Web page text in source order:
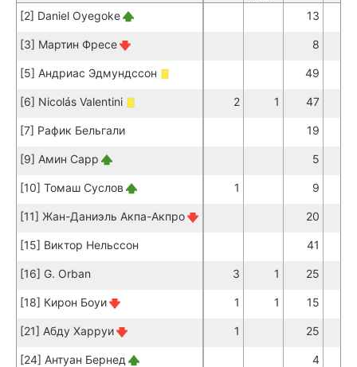
[2] Daniel Oyegoke 13
[3] Мартин Фресе 8
[5] Андриас Эдмундссон 49
[6] Nicolás Valentini 2 1 47
[7] Рафик Бельгали 19
[9] Амин Сарр 5
[10] Томаш Суслов 1 9
[11] Жан-Даниэль Акпа-Акпро 20
[15] Виктор Нельссон 41
[16] G. Orban 3 1 25
[18] Кирон Боуи 1 1 15
[21] Абду Харруи 1 25
[24] Антуан Бернед 4